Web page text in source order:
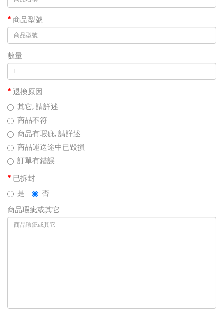
商品型號
數量
退換原因
其它, 請詳述
商品不符
商品有瑕疵, 請詳述
商品運送途中已毀損
訂單有錯誤
已拆封
是
否
商品瑕疵或其它